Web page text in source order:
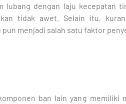
dengan laju kecepatan
tidak awet. Selain itu,
menjadi salah satu faktor
ban lain yang memiliki